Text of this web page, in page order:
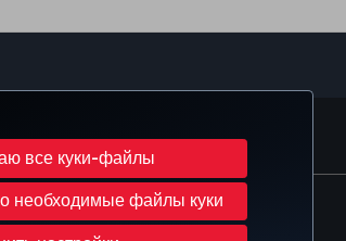
все куки-файлы
необходимые файлы куки
куки-файлов